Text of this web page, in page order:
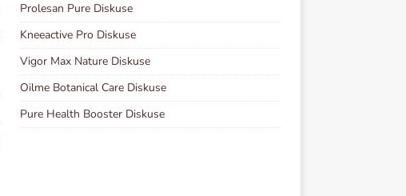
Prolesan Pure Diskuse
Kneeactive Pro Diskuse
Vigor Max Nature Diskuse
Oilme Botanical Care Diskuse
Pure Health Booster Diskuse